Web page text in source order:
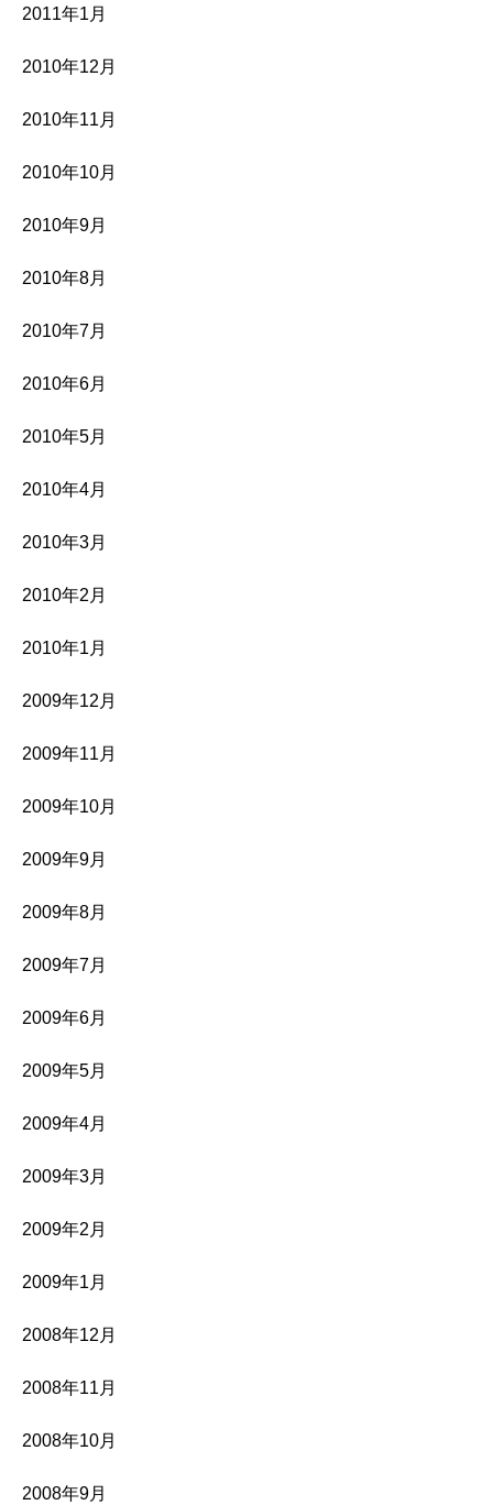
2011年1月
2010年12月
2010年11月
2010年10月
2010年9月
2010年8月
2010年7月
2010年6月
2010年5月
2010年4月
2010年3月
2010年2月
2010年1月
2009年12月
2009年11月
2009年10月
2009年9月
2009年8月
2009年7月
2009年6月
2009年5月
2009年4月
2009年3月
2009年2月
2009年1月
2008年12月
2008年11月
2008年10月
2008年9月